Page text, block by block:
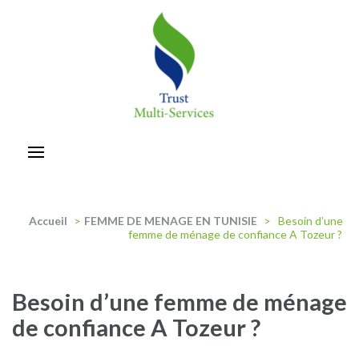
Accueil > FEMME DE MENAGE EN TUNISIE > Besoin d’une
femme de ménage de confiance A Tozeur ?
Besoin d’une femme de ménage
de confiance A Tozeur ?